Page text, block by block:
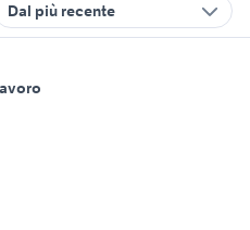
Dal più recente